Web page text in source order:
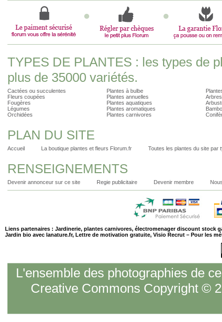
TYPES DE PLANTES : les types de
plus de 35000 variétés.
Cactées ou succulentes
Fleurs coupées
Fougères
Légumes
Orchidées
Plantes à bulbe
Plantes annuelles
Plantes aquatiques
Plantes aromatiques
Plantes carnivores
PLAN DU SITE
Accueil La boutique plantes et fleurs Florum.fr Toutes les plantes du site par
RENSEIGNEMENTS
Devenir annonceur sur ce site Regie publicitaire Devenir membre
Liens partenaires : Jardinerie, plantes carnivores, électromenager discount stock
Jardin bio avec lanature.fr, Lettre de motivation gratuite, Visio Recrut – Pour les
L'ensemble des photographies de
Creative Commons Copyright ©